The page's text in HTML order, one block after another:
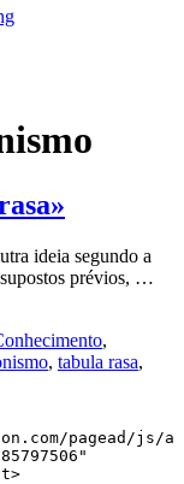
ideia segundo a
prévios, …
,
, tabula rasa,
pagead/js/a